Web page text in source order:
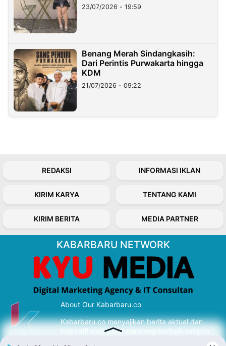
23/07/2026 - 19:59
Benang Merah Sindangkasih:
Dari Perintis Purwakarta hingga
KDM
21/07/2026 - 09:22
REDAKSI INFORMASI IKLAN
KIRIM KARYA TENTANG KAMI
KIRIM BERITA MEDIA PARTNER
KABARBARU NETWORK
About Our Kabarbaru.co
Kabarbaru.co menyajikan berita aktual dan
inspiratif dari sudut pandang berbaik sangka